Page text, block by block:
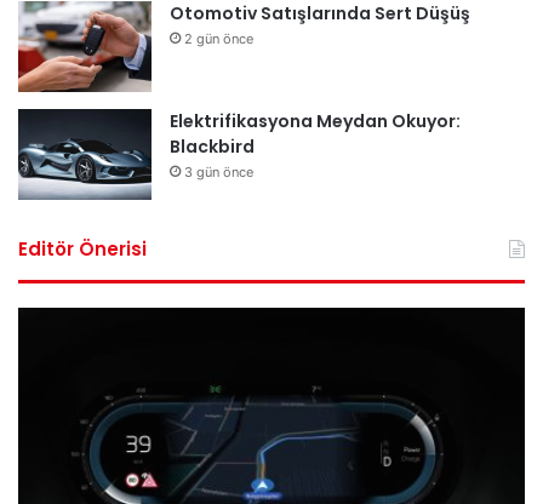
Otomotiv Satışlarında Sert Düşüş
2 gün önce
Elektrifikasyona Meydan Okuyor:
Blackbird
3 gün önce
Editör Önerisi